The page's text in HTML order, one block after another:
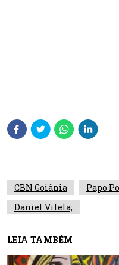
CBN Goiânia Papo
Daniel Vilela;
LEIA TAMBÉM